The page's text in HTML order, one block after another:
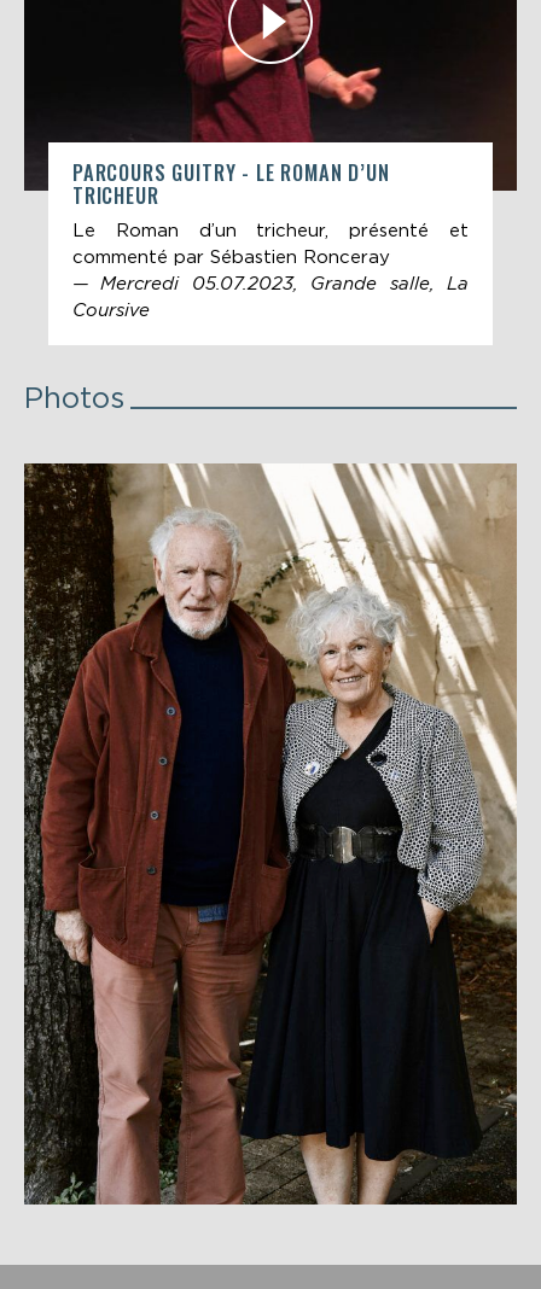
PARCOURS GUITRY - LE ROMAN D’UN
TRICHEUR
Le Roman d’un tricheur, présenté et
commenté par Sébastien Ronceray
— Mercredi 05.07.2023, Grande salle, La
Coursive
Photos